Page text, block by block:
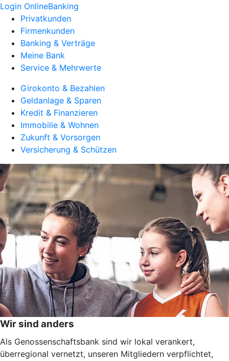
Login OnlineBanking
Privatkunden
Firmenkunden
Banking & Verträge
Meine Bank
Service & Mehrwerte
Girokonto & Bezahlen
Geldanlage & Sparen
Kredit & Finanzieren
Immobilie & Wohnen
Zukunft & Vorsorgen
Versicherung & Schützen
Wir sind anders
Als Genossenschaftsbank sind wir lokal verankert,
überregional vernetzt, unseren Mitgliedern verpflichtet,